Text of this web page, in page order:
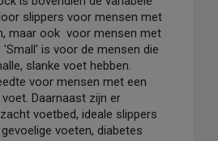
slippers voor mensen met
maar ook voor mensen met
'Small' is voor de mensen die
slanke voet hebben.
voor mensen met een
Daarnaast zijn er
voetbed, ideale slippers
voeten, diabetes